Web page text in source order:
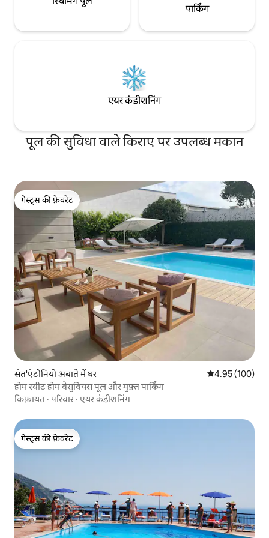
पार्किंग
एयर कंडीशनिंग
पूल की सुविधा वाले किराए पर उपलब्ध मकान
गेस्ट्स की फ़ेवरेट
गेस्ट्स की फ़ेवरेट
संत'एंटोनियो अबाते में घर औसत रेटिंग 5 में से
4.95 (100)
होम स्वीट होम वेसुवियस पूल और मुफ़्त पार्किंग
किफ़ायत ·परिवार ·एयर कंडीशनिंग
गेस्ट्स की फ़ेवरेट
गेस्ट्स की फ़ेवरेट